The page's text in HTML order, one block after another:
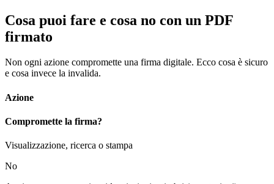
Cosa puoi fare e cosa no con un PDF
firmato
Non ogni azione compromette una firma digitale. Ecco cosa è sicuro
e cosa invece la invalida.
Azione
Compromette la firma?
Visualizzazione, ricerca o stampa
No